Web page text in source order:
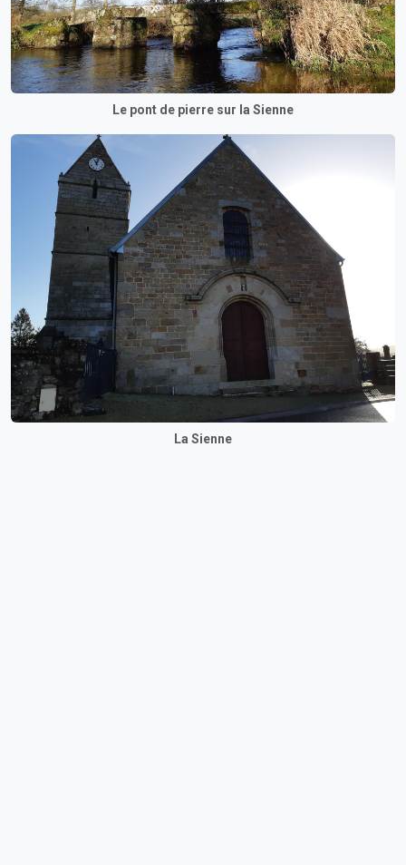
Le pont de pierre sur la Sienne
La Sienne